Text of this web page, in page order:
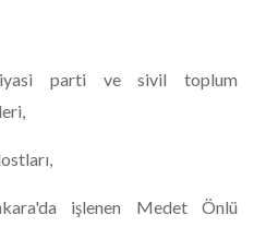
parti ve sivil toplum
işlenen Medet Önlü